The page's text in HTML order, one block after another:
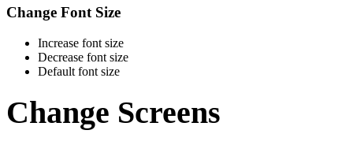
Change Font Size
Increase font size
Decrease font size
Default font size
Change Screens